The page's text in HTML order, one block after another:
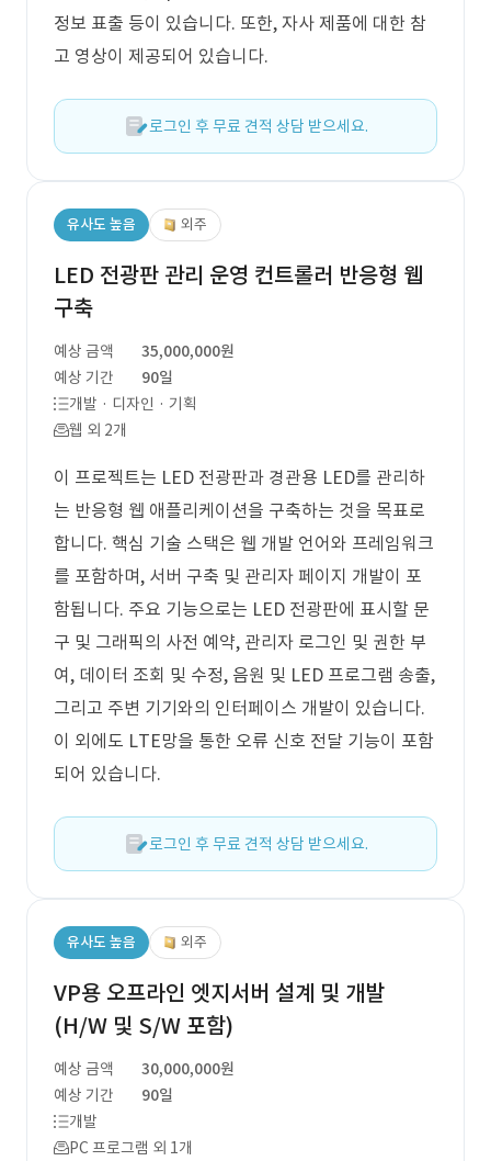
정보 표출 등이 있습니다. 또한, 자사 제품에 대한 참
고 영상이 제공되어 있습니다.
로그인 후 무료 견적 상담 받으세요.
유사도 높음 외주
LED 전광판 관리 운영 컨트롤러 반응형 웹
구축
예상 금액
35,000,000원
예상 기간
90일
개발 · 디자인 · 기획
웹 외 2개
이 프로젝트는 LED 전광판과 경관용 LED를 관리하
는 반응형 웹 애플리케이션을 구축하는 것을 목표로
합니다. 핵심 기술 스택은 웹 개발 언어와 프레임워크
를 포함하며, 서버 구축 및 관리자 페이지 개발이 포
함됩니다. 주요 기능으로는 LED 전광판에 표시할 문
구 및 그래픽의 사전 예약, 관리자 로그인 및 권한 부
여, 데이터 조회 및 수정, 음원 및 LED 프로그램 송출,
그리고 주변 기기와의 인터페이스 개발이 있습니다.
이 외에도 LTE망을 통한 오류 신호 전달 기능이 포함
되어 있습니다.
로그인 후 무료 견적 상담 받으세요.
유사도 높음 외주
VP용 오프라인 엣지서버 설계 및 개발
(H/W 및 S/W 포함)
예상 금액
30,000,000원
예상 기간
90일
개발
PC 프로그램 외 1개